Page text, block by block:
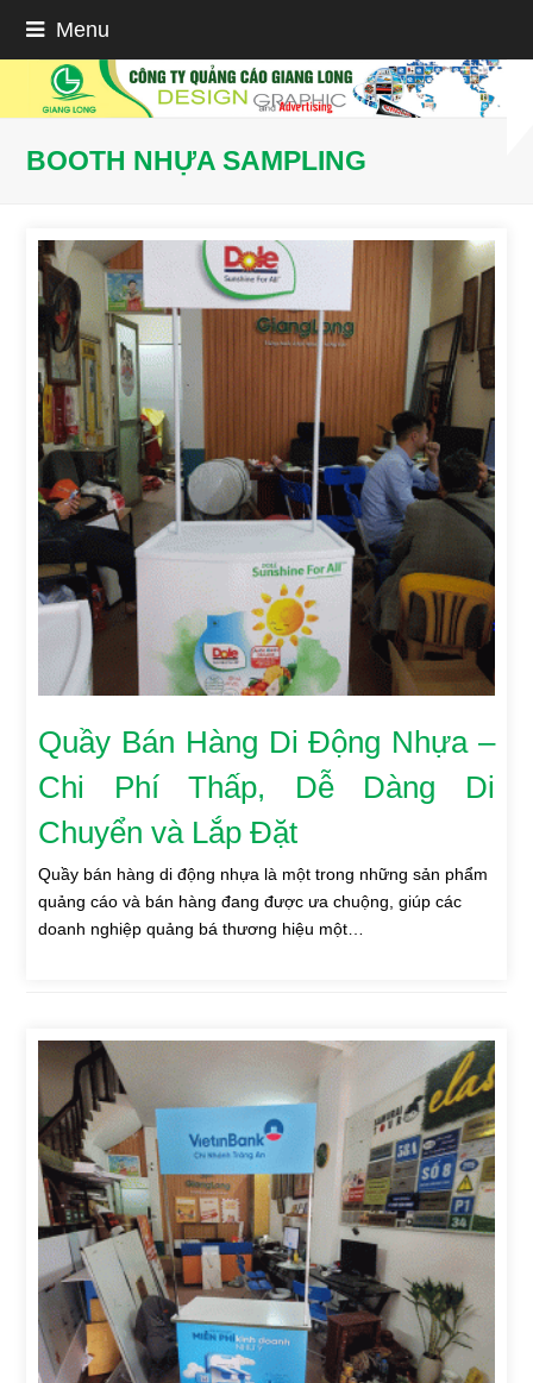
Menu
BOOTH NHỰA SAMPLING
Quầy Bán Hàng Di Động Nhựa –
Chi Phí Thấp, Dễ Dàng Di
Chuyển và Lắp Đặt
Quầy bán hàng di động nhựa là một trong những sản phẩm
quảng cáo và bán hàng đang được ưa chuộng, giúp các
doanh nghiệp quảng bá thương hiệu một…